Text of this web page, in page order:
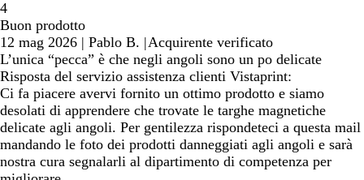
4
Buon prodotto
12 mag 2026 | Pablo B. |Acquirente verificato
L’unica “pecca” è che negli angoli sono un po delicate
Risposta del servizio assistenza clienti Vistaprint:
Ci fa piacere avervi fornito un ottimo prodotto e siamo
desolati di apprendere che trovate le targhe magnetiche
delicate agli angoli. Per gentilezza rispondeteci a questa mail
mandando le foto dei prodotti danneggiati agli angoli e sarà
nostra cura segnalarli al dipartimento di competenza per